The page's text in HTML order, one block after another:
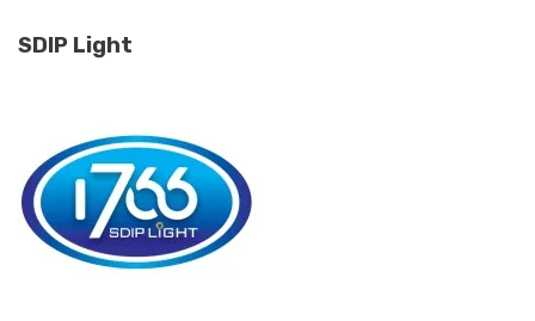
SDIP Light